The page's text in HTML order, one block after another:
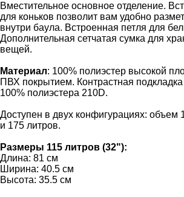
Вместительное основное отделение.
для коньков позволит вам удобно
внутри баула. Встроенная петля для
Дополнительная сетчатая сумка для
вещей.
Материал: 100% полиэстер высокой
ПВХ покрытием. Контрастная подкладка
100% полиэстера 210D.
Доступен в двух конфигурациях: объем
и 175 литров.
Размеры 115 литров (32"):
Длина: 81 см
Ширина: 40.5 см
Высота: 35.5 см